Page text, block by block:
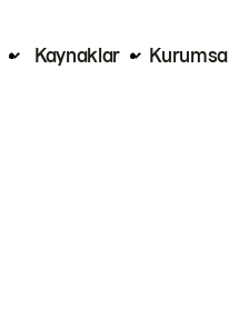
Kaynaklar Kurumsal